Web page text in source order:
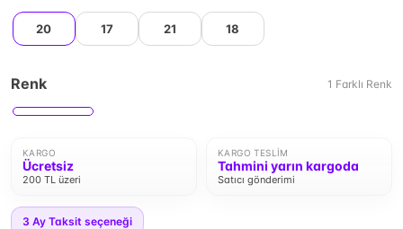
20 17 21 18
Renk 1 Farklı Renk
KARGO
Ücretsiz
200 TL üzeri
KARGO TESLIM
Tahmini yarın kargoda
Satıcı gönderimi
3 Ay Taksit seçeneği